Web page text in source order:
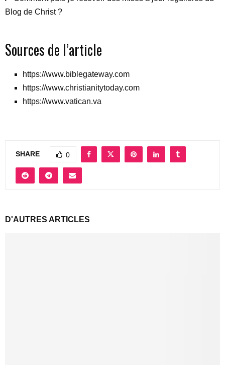
Blog de Christ ?
Sources de l’article
https://www.biblegateway.com
https://www.christianitytoday.com
https://www.vatican.va
SHARE 0
D'AUTRES ARTICLES